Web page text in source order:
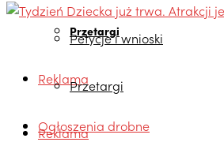
Przetargi
Reklama
Ogłoszenia drobne
Petycje i wnioski
Przetargi
Reklama